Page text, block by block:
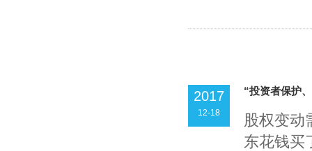
2017
12-18
“投资者保护
股权变动
东花钱买